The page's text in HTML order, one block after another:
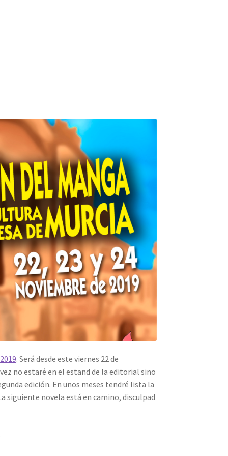
. Será desde este viernes 22 de
no estaré en el estand de la editorial sino
edición. En unos meses tendré lista la
siguiente novela está en camino, disculpad